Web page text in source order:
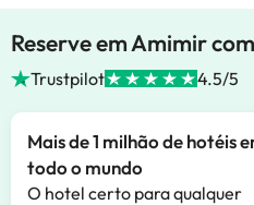
Reserve em Amimir
Trustpilot 4.5/5
Mais de 1 milhão de hotéis
todo o mundo
O hotel certo para qualquer